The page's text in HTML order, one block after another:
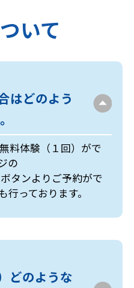
いて
はどのよう
料体験（１回）がで
の
タンよりご予約がで
っております。
どのような